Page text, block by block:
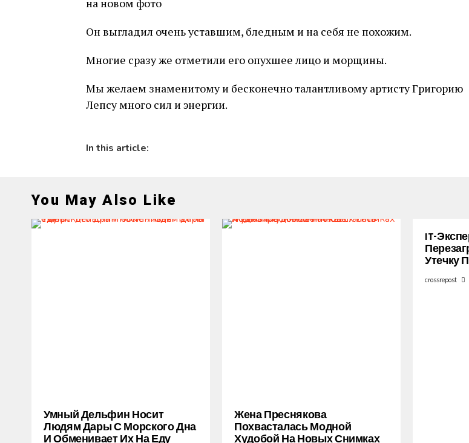
Он выгладил очень уставшим, бледным и на себя не похожим.
Многие сразу же отметили его опухшее лицо и морщины.
Мы желаем знаменитому и бесконечно талантливому артисту Григорию
Лепсу много сил и энергии.
In this article:
You May Also Like
Умный Дельфин Носит
Людям Дары С Морского Дна
И Обменивает Их На Еду
Жена Преснякова
Похвасталась Модной
Худобой На Новых Снимках
IT-
Утечку
crossrepost